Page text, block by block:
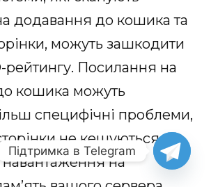
додавання до кошика та
можуть зашкодити
Посилання на
кошика можуть
специфічні проблеми,
не кешуються,
на
Підтримка в Telegram